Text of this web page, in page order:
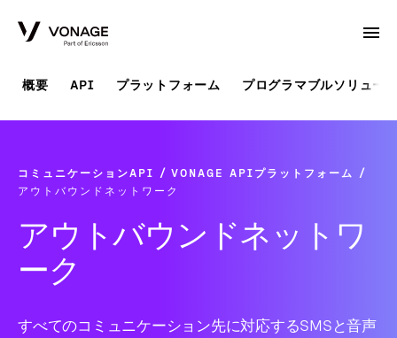
概要 API プラットフォーム プログラマブルソリュー
コミュニケーションAPI
VONAGE APIプラットフォーム
アウトバウンドネットワーク
アウトバウンドネットワ
ーク
すべてのコミュニケーション先に対応するSMSと音声